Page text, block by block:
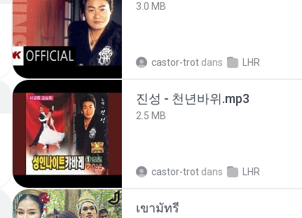
3.0 MB
castor-trot dans LHR
진성 - 천년바위.mp3
2.5 MB
castor-trot dans LHR
เขามัทรี